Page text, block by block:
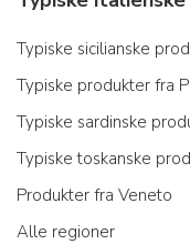
Typiske sicilianske
Typiske produkter fra
Typiske sardinske
Typiske toskanske
Produkter fra Veneto
Alle regioner